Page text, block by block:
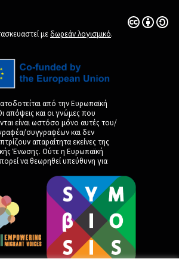
με δωρεάν λογισμικό.
Άδεια
(Εξωτερική
από την Ευρωπαϊκή
απόψεις και οι γνώμες που
είναι ωστόσο μόνο αυτές του/
συγγραφέων και δεν
απαραίτητα εκείνες της
Ένωσης. Ούτε η Ευρωπαϊκή
να θεωρηθεί υπεύθυνη για